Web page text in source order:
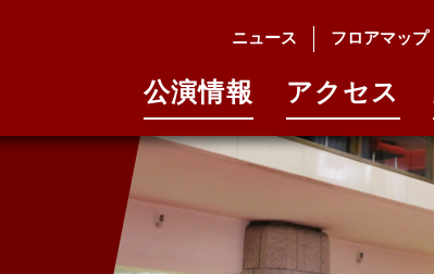
ニュース フロアマップ
公演情報 アクセス